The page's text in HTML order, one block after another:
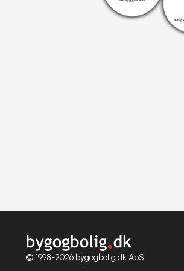
© 1998-2026 bygogbolig.dk ApS